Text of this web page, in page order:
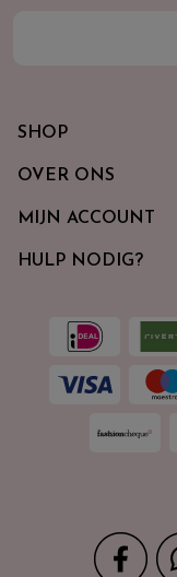
SHOP
OVER ONS
MIJN ACCOUNT
HULP NODIG?